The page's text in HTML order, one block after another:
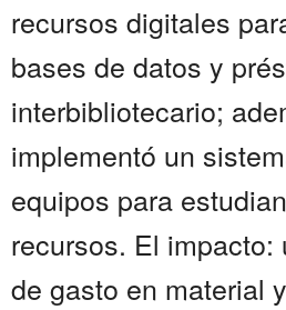
recursos digitales
bases de datos y
interbibliotecario;
implementó un
equipos para
recursos. El impacto:
de gasto en material